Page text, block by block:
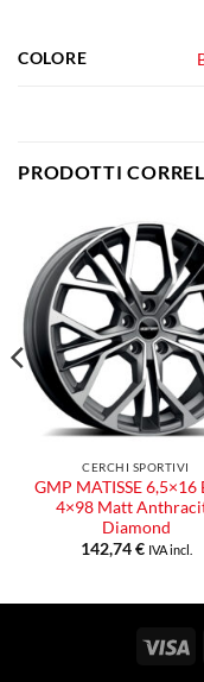
COLORE
PRODOTTI
CERCHI SPORTIVI
GMP MATISSE 6,5×16
4×98 Matt
Diamond
142,74€ IVA incl.